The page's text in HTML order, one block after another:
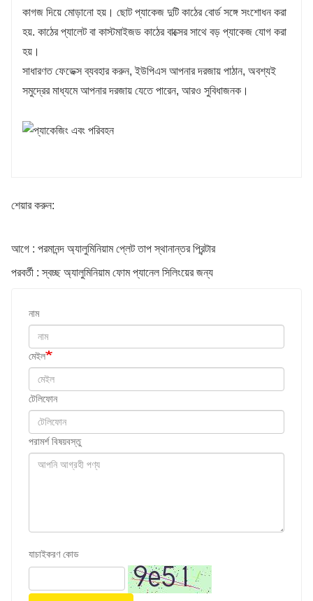
কাগজ দিয়ে মোড়ানো হয়। ছোট প্যাকেজ দুটি কাঠের বোর্ড সঙ্গে সংশোধন করা
হয়. কাঠের প্যালেট বা কাস্টমাইজড কাঠের বাক্সের সাথে বড় প্যাকেজ যোগ করা
হয়।
সাধারণত ফেডেক্স ব্যবহার করুন, ইউপিএস আপনার দরজায় পাঠান, অবশ্যই
সমুদ্রের মাধ্যমে আপনার দরজায় যেতে পারেন, আরও সুবিধাজনক।
শেয়ার করুন:
আগে : পরমানন্দ অ্যালুমিনিয়াম প্লেট তাপ স্থানান্তর প্রিন্টার
পরবর্তী : স্বচ্ছ অ্যালুমিনিয়াম ফোম প্যানেল সিলিংয়ের জন্য
নাম
মেইল
টেলিফোন
পরামর্শ বিষয়বস্তু
যাচাইকরণ কোড